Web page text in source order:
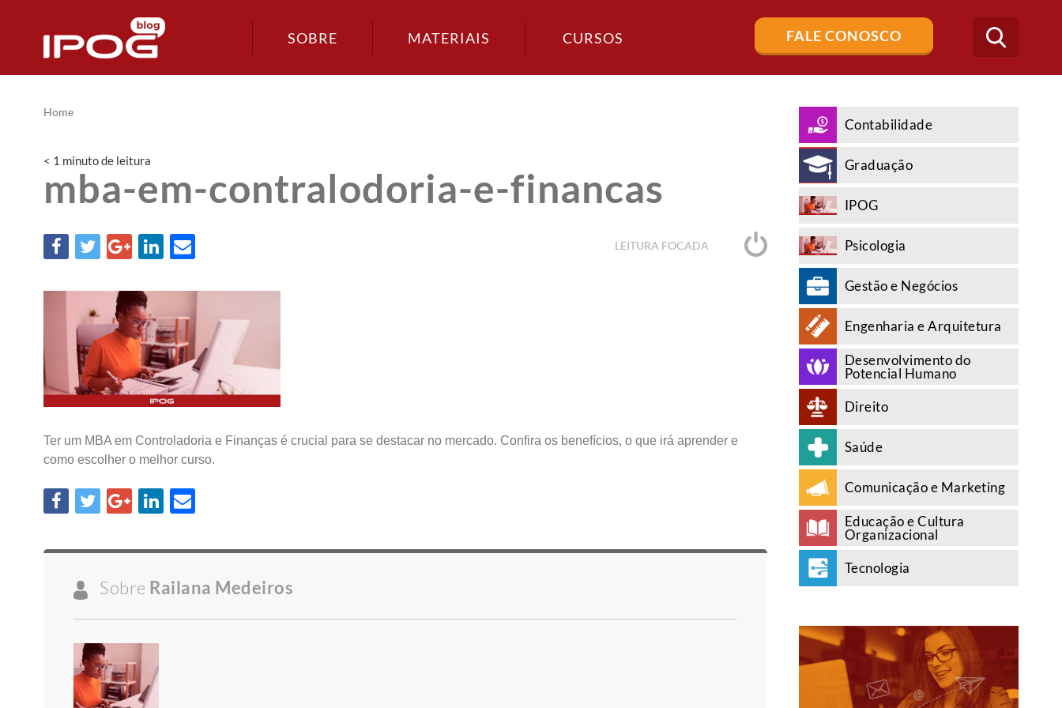
SOBRE MATERIAIS CURSOS FALE CONOSCO
Buscar
no
blog
Home
< 1 minutode leitura
mba-em-contralodoria-e-financas
LEITURA FOCADA
Ter um MBA em Controladoria e Finanças é crucial para se destacar no mercado. Confira os benefícios, o que irá aprender e
como escolher o melhor curso.
Sobre Railana Medeiros
Contabilidade
Graduação
IPOG
Psicologia
Gestão e Negócios
Engenharia e Arquitetura
Desenvolvimento do
Potencial Humano
Direito
Saúde
Comunicação e Marketing
Educação e Cultura
Organizacional
Tecnologia